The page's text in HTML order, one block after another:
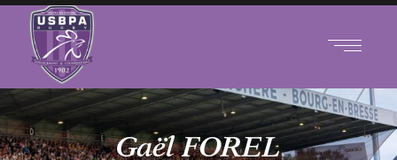
Gaël FOREL